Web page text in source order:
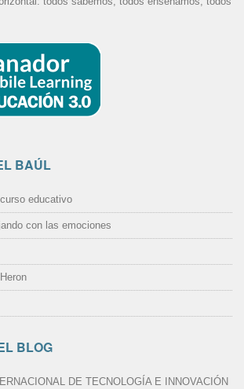
BAÚL
educativo
con las emociones
BLOG
DE TECNOLOGÍA E INNOVACIÓN